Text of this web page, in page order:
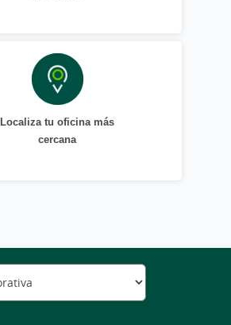
Localiza tu oficina más
cercana